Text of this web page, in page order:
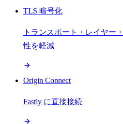
TLS 暗号化
トランスポート・レイヤー
性を軽減
Origin Connect
Fastly に直接接続